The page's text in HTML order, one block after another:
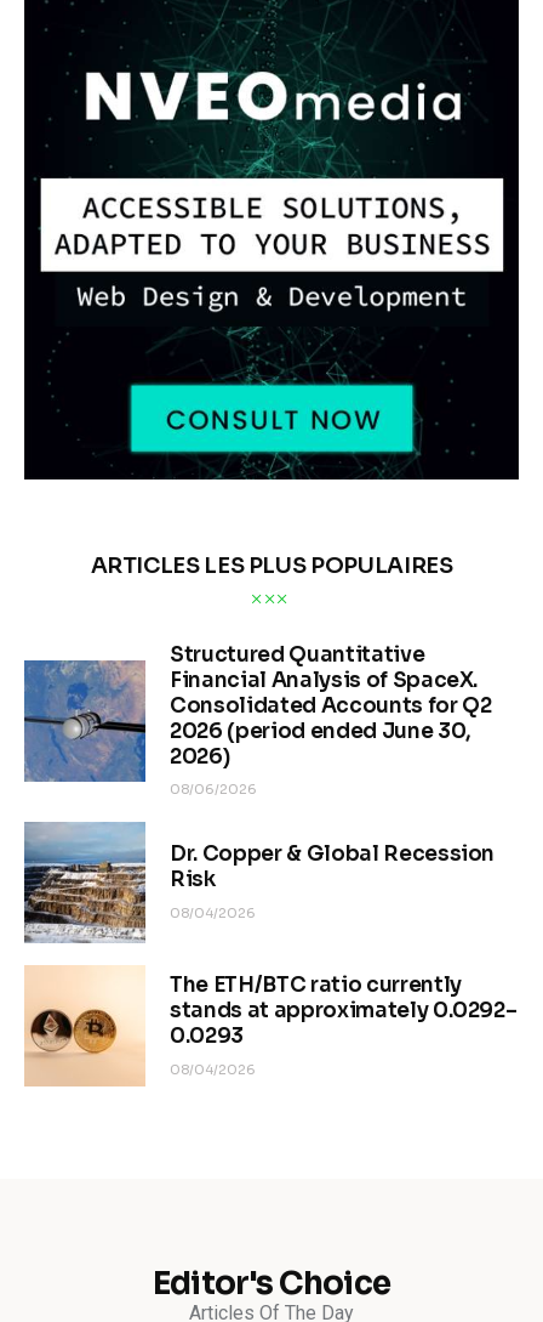
ARTICLES LES PLUS POPULAIRES
Structured Quantitative
Financial Analysis of SpaceX.
Consolidated Accounts for Q2
2026 (period ended June 30,
2026)
08/06/2026
Dr. Copper & Global Recession
Risk
08/04/2026
The ETH/BTC ratio currently
stands at approximately 0.0292–
0.0293
08/04/2026
Editor's Choice
Articles Of The Day